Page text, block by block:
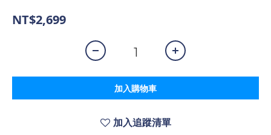
NT$2,699
加入購物車
加入追蹤清單